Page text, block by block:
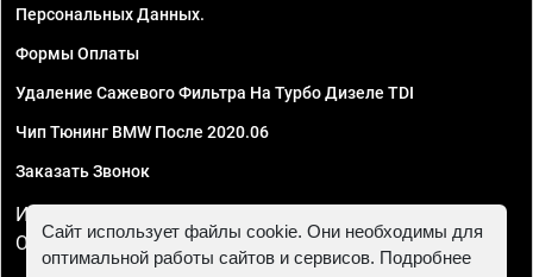
Персональных Данных.
Формы Оплаты
Удаление Сажевого Фильтра На Турбо Дизеле TDI
Чип Тюнинг BMW После 2020.06
Заказать Звонок
ИП Смирнов Георгий Павлович. ИНН 781302555843,
ОГРНИП 324470400032610
Сайт использует файлы cookie. Они необходимы для
оптимальной работы сайтов и сервисов. Подробнее